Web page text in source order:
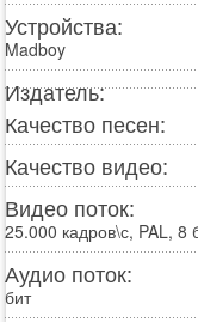
Устройства:
Madboy
Издатель:
Качество песен:
Качество видео:
Видео поток:
25.000 кадров\с, PAL, 8
Аудио поток:
бит